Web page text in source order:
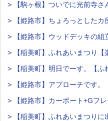
> 【駒ヶ根】ついでに光前寺さ
> 【姫路市】ちょろっとしたカ
> 【姫路市】ウッドデッキの組
> 【稲美町】ふれあいまつり【
> 【稲美町】明日でーす。【ふ
> 【姫路市】アプローチです。
> 【姫路市】カーポート+Gフ
> 【稲美町】ふれあいまつりに